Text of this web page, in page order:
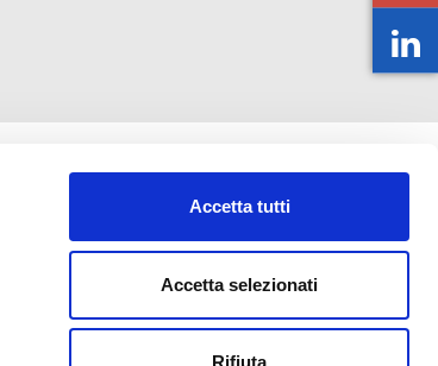
Accetta tutti
Accetta selezionati
Rifiuta